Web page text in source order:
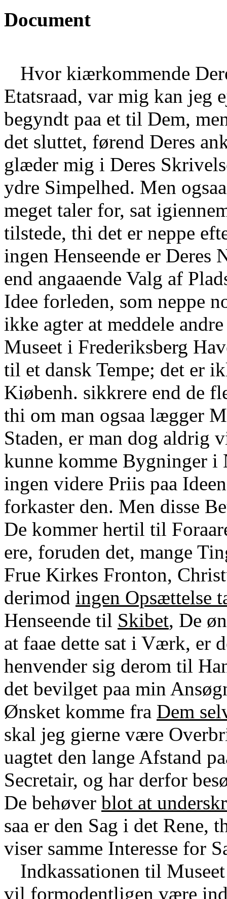
Document
Hvor kiærkommende
Etatsraad, var mig kan jeg
begyndt paa et til Dem,
det sluttet, førend Deres
glæder mig i Deres
ydre Simpelhed. Men
meget taler for, sat
tilstede, thi det er neppe
ingen Henseende er
end angaaende Valg af
Idee forleden, som neppe
ikke agter at meddele
Museet i Frederiksberg
til et dansk Tempe; det er
Kiøbenh. sikkrere end de
thi om man ogsaa lægger
Staden, er man dog aldrig
kunne komme Bygninger i
ingen videre Priis paa
forkaster den. Men disse
De kommer hertil til
ere, foruden det, mange
Frue Kirkes Fronton,
derimod ingen Opsættelse
Henseende til Skibet, De
at faae dette sat i Værk, er
henvender sig derom til
det bevilget paa min
Ønsket komme fra Dem
skal jeg gierne være
uagtet den lange Afstand
Secretair, og har derfor
De behøver blot at
saa er den Sag i det Rene,
viser samme Interesse for
Indkassationen til
vil formodentligen være